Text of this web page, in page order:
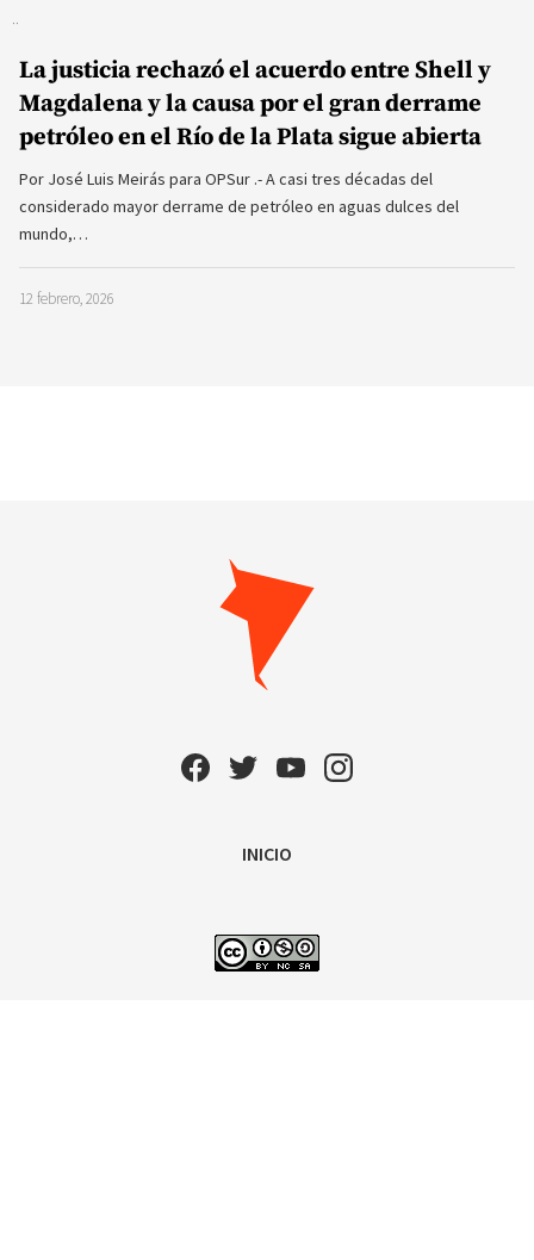
La justicia rechazó el acuerdo entre Shell y
Magdalena y la causa por el gran derrame
petróleo en el Río de la Plata sigue abierta
Por José Luis Meirás para OPSur .- A casi tres décadas del
considerado mayor derrame de petróleo en aguas dulces del
mundo,…
12 febrero, 2026
INICIO